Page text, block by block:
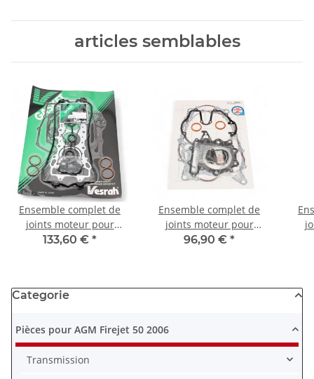
articles semblables
Ensemble complet de
joints moteur pour
Honda CBR 600 F (PC25)
133,60 € *
Ensemble complet de
joints moteur pour
Honda NX 650 88-94 XR
96,90 € *
Categorie
Pièces pour AGM Firejet 50 2006
Transmission